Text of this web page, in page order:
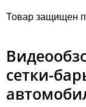
Товар защищен
сетки-